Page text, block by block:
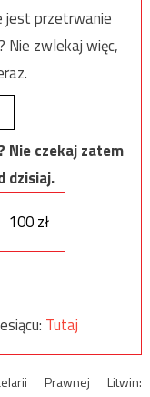
jest przetrwanie
Nie zwlekaj więc,
Nie czekaj zatem
dzisiaj.
100 zł
Tutaj
Prawnej Litwin: